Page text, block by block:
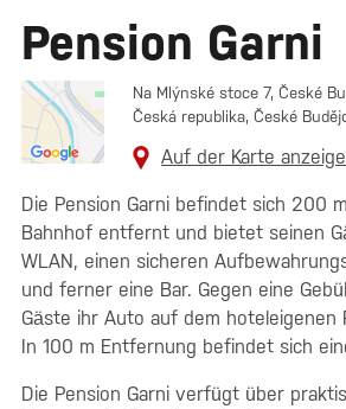
Pension Garni
Na Mlýnské stoce 7, České
Česká republika, České
Auf der Karte
Die Pension Garni befindet sich 200
Bahnhof entfernt und bietet seinen
WLAN, einen sicheren
und ferner eine Bar. Gegen eine
Gäste ihr Auto auf dem hoteleigenen
In 100 m Entfernung befindet sich
Die Pension Garni verfügt über